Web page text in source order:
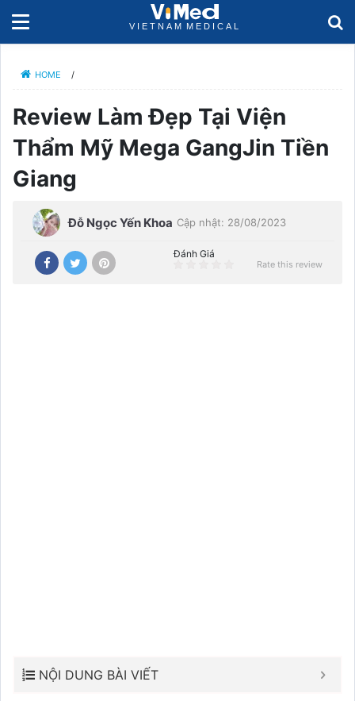
HOME /
Review Làm Đẹp Tại Viện
Thẩm Mỹ Mega GangJin Tiền
Giang
Đỗ Ngọc Yến Khoa Cập nhật: 28/08/2023
Đánh Giá
Rate this review
NỘI DUNG BÀI VIẾT